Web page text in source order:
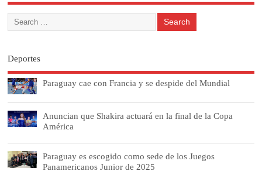
Deportes
Paraguay cae con Francia y se despide del Mundial
Anuncian que Shakira actuará en la final de la Copa
América
Paraguay es escogido como sede de los Juegos
Panamericanos Junior de 2025